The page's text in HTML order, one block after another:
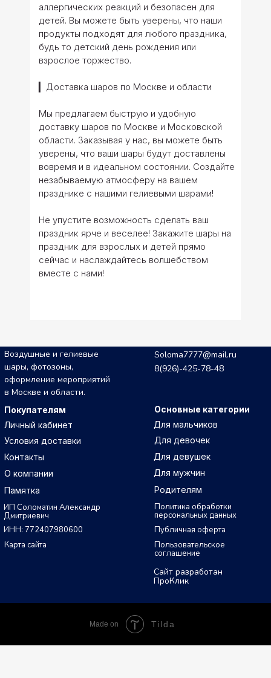
аллергических реакций и безопасен для
детей. Вы можете быть уверены, что наши
продукты подходят для любого праздника,
будь то детский день рождения или
взрослое торжество.
▎Доставка шаров по Москве и области
Мы предлагаем быструю и удобную
доставку шаров по Москве и Московской
области. Заказывая у нас, вы можете быть
уверены, что ваши шары будут доставлены
вовремя и в идеальном состоянии. Создайте
незабываемую атмосферу на вашем
празднике с нашими гелиевыми шарами!
Не упустите возможность сделать ваш
праздник ярче и веселее! Закажите шары на
праздник для взрослых и детей прямо
сейчас и наслаждайтесь волшебством
вместе с нами!
Сайт разработан
ПроКлик
Карта сайта
Публичная оферта
Пользовательское
соглашение
Политика обработки
персональных данных
Soloma7777@mail.ru
Воздушные и гелиевые
шары, фотозоны,
оформление мероприятий
в Москве и области.
8(926)-425-78-48
ИНН: 772407980600
ИП Соломатин Александр
Дмитриевич
Основные категории
Родителям
Для мужчин
Для девушек
Для мальчиков
Для девочек
Покупателям
Памятка
О компании
Контакты
Личный кабинет
Условия доставки
Made on Tilda